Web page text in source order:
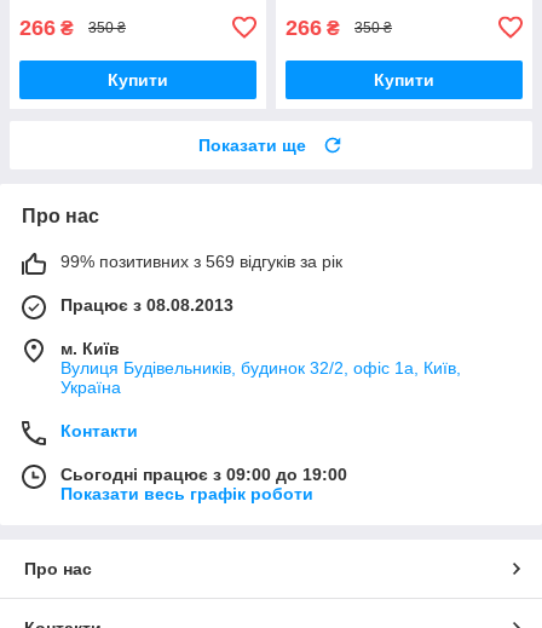
266 ₴ 350 ₴
Купити
266 ₴ 350 ₴
Купити
Показати ще
Про нас
99% позитивних з 569 відгуків за рік
Працює з 08.08.2013
м. Київ
Вулиця Будівельників, будинок 32/2, офіс 1а, Київ,
Україна
Контакти
Сьогодні працює з 09:00 до 19:00
Показати весь графік роботи
Про нас